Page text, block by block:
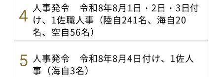
人事発令 令和8年8月1日・2日・3日付
け、1佐職人事（陸自241名、海自20
名、空自56名）
人事発令 令和8年8月4日付け、1佐人
事（海自3名）